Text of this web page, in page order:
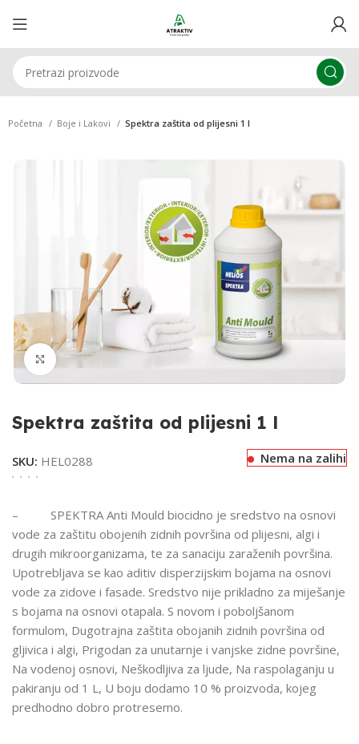
Početna Boje i Lakovi Spektra zaštita od plijesni 1 l
Klikni za uvećavanje
Spektra zaštita od plijesni 1 l
SKU: HEL0288 Nema na zalihi
– SPEKTRA Anti Mould biocidno je sredstvo na osnovi
vode za zaštitu obojenih zidnih površina od plijesni, algi i
drugih mikroorganizama, te za sanaciju zaraženih površina.
Upotrebljava se kao aditiv disperzijskim bojama na osnovi
vode za zidove i fasade. Sredstvo nije prikladno za miješanje
s bojama na osnovi otapala. S novom i poboljšanom
formulom, Dugotrajna zaštita obojanih zidnih površina od
gljivica i algi, Prigodan za unutarnje i vanjske zidne površine,
Na vodenoj osnovi, Neškodljiva za ljude, Na raspolaganju u
pakiranju od 1 L, U boju dodamo 10 % proizvoda, kojeg
predhodno dobro protresemo.